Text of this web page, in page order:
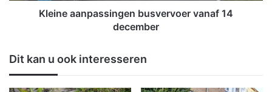
t
g
e
i
n
g
Kleine aanpassingen busvervoer vanaf 14
december
Dit kan u ook interesseren